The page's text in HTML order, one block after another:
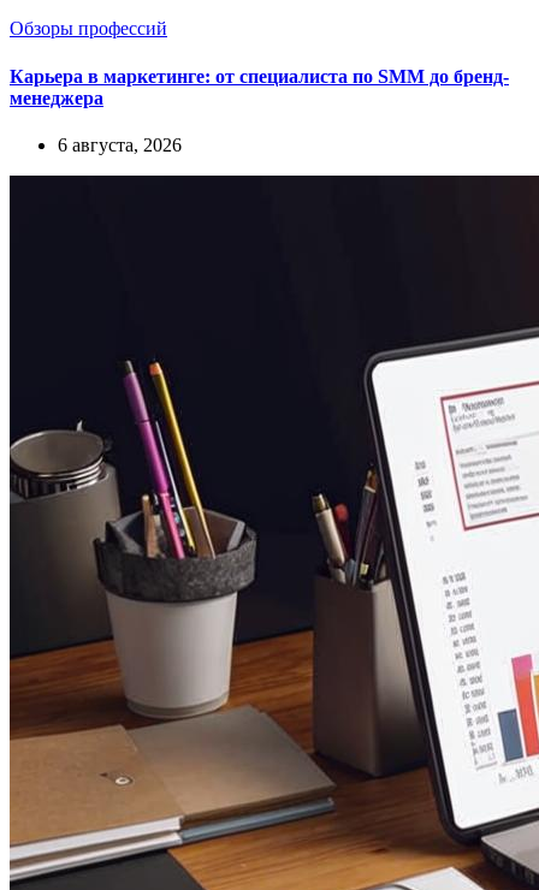
Обзоры профессий
Карьера в маркетинге: от специалиста по SMM до бренд-
менеджера
6 августа, 2026